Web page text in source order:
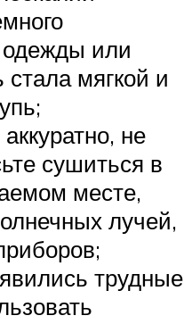
или
стала мягкой и
не
сушиться в
месте,
лучей,
трудные